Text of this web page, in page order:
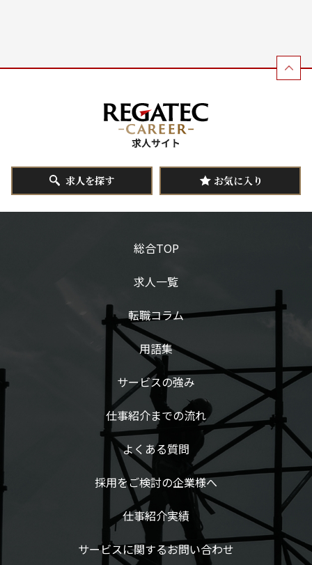
求人を探す お気に入り
総合TOP
求人一覧
転職コラム
用語集
サービスの強み
仕事紹介までの流れ
よくある質問
採用をご検討の企業様へ
仕事紹介実績
サービスに関するお問い合わせ